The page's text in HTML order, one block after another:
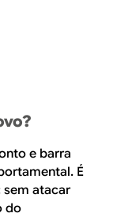
e barra
É
sem atacar
do